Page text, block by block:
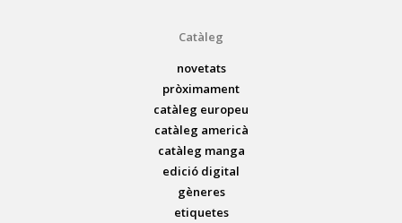
Catàleg
novetats
pròximament
catàleg europeu
catàleg americà
catàleg manga
edició digital
gèneres
etiquetes